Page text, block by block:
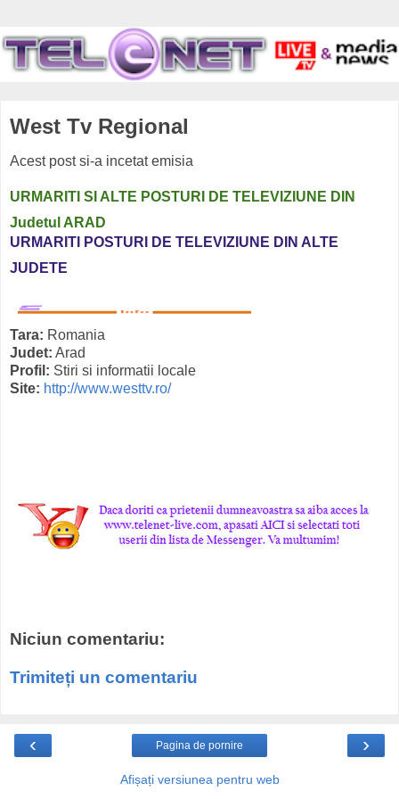
West Tv Regional
Acest post si-a incetat emisia
URMARITI SI ALTE POSTURI DE TELEVIZIUNE DIN
Judetul ARAD
URMARITI POSTURI DE TELEVIZIUNE DIN ALTE
JUDETE
Tara: Romania
Judet: Arad
Profil: Stiri si informatii locale
Site: http://www.westtv.ro/
Niciun comentariu:
Trimiteți un comentariu
‹ ›
Pagina de pornire
Afișați versiunea pentru web